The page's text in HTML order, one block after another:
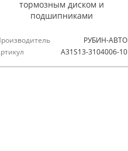
тормозным диском и
подшипниками
РУБИН-АВТО
А31S13-3104006-10